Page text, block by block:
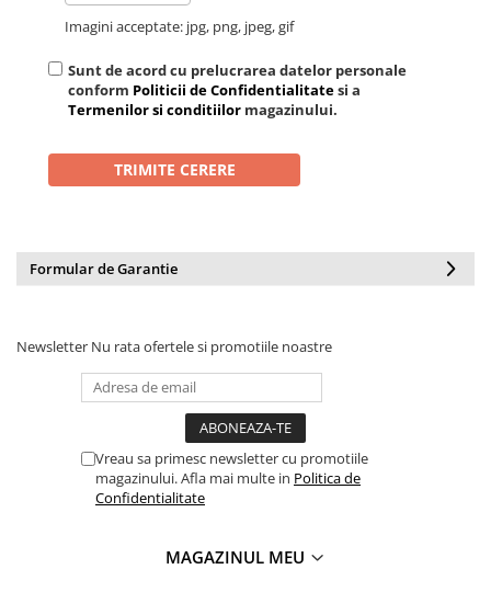
Imagini acceptate: jpg, png, jpeg, gif
Sunt de acord cu prelucrarea datelor personale
conform Politicii de Confidentialitatesi a
Termenilor si conditiilor magazinului.
Formular de Garantie
Newsletter Nu rata ofertele si promotiile noastre
Vreau sa primesc newsletter cu promotiile
magazinului. Afla mai multe in Politica de
Confidentialitate
MAGAZINUL MEU